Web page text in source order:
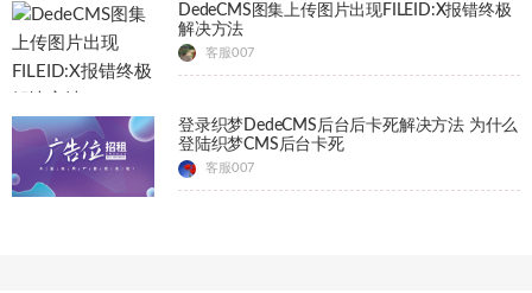
DedeCMS图集上传图片出现FILEID:X报错终极
解决方法
客服007
登录织梦DedeCMS后台后卡死解决方法 为什么
登陆织梦CMS后台卡死
客服007